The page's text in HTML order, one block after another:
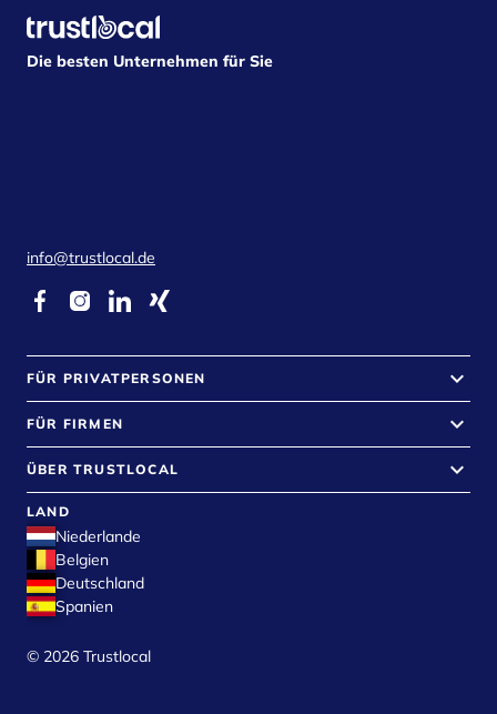
Die besten Unternehmen für Sie
info@trustlocal.de
FÜR PRIVATPERSONEN keyboard_arrow_down
FÜR FIRMEN keyboard_arrow_down
ÜBER TRUSTLOCAL keyboard_arrow_down
LAND
Niederlande
Belgien
Deutschland
Spanien
© 2026 Trustlocal